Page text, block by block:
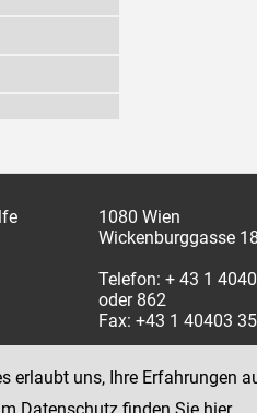
1080 Wien
Wickenburggasse
Telefon: + 43 1
oder 862
Fax: +43 1 40403
erlaubt uns, Ihre Erfahrungen